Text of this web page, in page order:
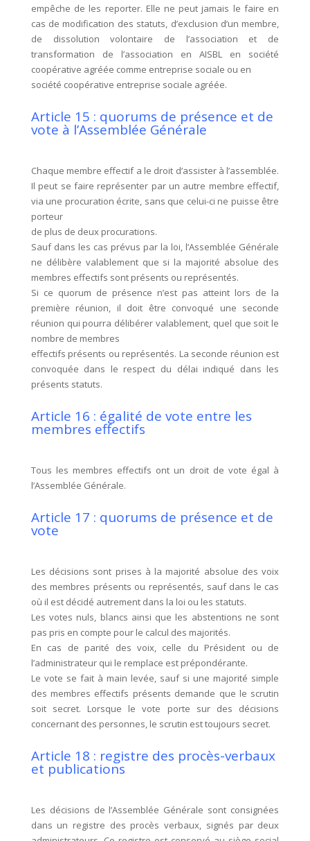
empêche de les reporter. Elle ne peut jamais le faire en
cas de modification des statuts, d’exclusion d’un membre,
de dissolution volontaire de l’association et de
transformation de l’association en AISBL en société
coopérative agréée comme entreprise sociale ou en
société coopérative entreprise sociale agréée.
Article 15 : quorums de présence et de
vote à l’Assemblée Générale
Chaque membre effectif a le droit d’assister à l’assemblée.
Il peut se faire représenter par un autre membre effectif,
via une procuration écrite, sans que celui-ci ne puisse être
porteur
de plus de deux procurations.
Sauf dans les cas prévus par la loi, l’Assemblée Générale
ne délibère valablement que si la majorité absolue des
membres effectifs sont présents ou représentés.
Si ce quorum de présence n’est pas atteint lors de la
première réunion, il doit être convoqué une seconde
réunion qui pourra délibérer valablement, quel que soit le
nombre de membres
effectifs présents ou représentés. La seconde réunion est
convoquée dans le respect du délai indiqué dans les
présents statuts.
Article 16 : égalité de vote entre les
membres effectifs
Tous les membres effectifs ont un droit de vote égal à
l’Assemblée Générale.
Article 17 : quorums de présence et de
vote
Les décisions sont prises à la majorité absolue des voix
des membres présents ou représentés, sauf dans le cas
où il est décidé autrement dans la loi ou les statuts.
Les votes nuls, blancs ainsi que les abstentions ne sont
pas pris en compte pour le calcul des majorités.
En cas de parité des voix, celle du Président ou de
l’administrateur qui le remplace est prépondérante.
Le vote se fait à main levée, sauf si une majorité simple
des membres effectifs présents demande que le scrutin
soit secret. Lorsque le vote porte sur des décisions
concernant des personnes, le scrutin est toujours secret.
Article 18 : registre des procès-verbaux
et publications
Les décisions de l’Assemblée Générale sont consignées
dans un registre des procès verbaux, signés par deux